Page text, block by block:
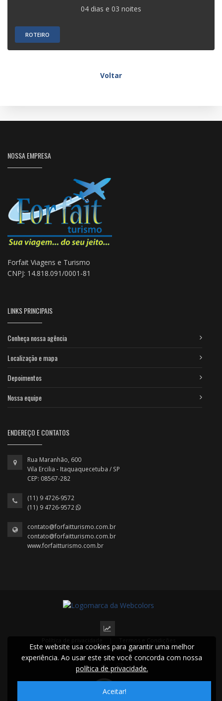
04 dias e 03 noites
ROTEIRO
Voltar
NOSSA EMPRESA
Forfait Viagens e Turismo
CNPJ: 14.818.091/0001-81
LINKS PRINCIPAIS
Conheça nossa agência
Localização e mapa
Depoimentos
Nossa equipe
ENDEREÇO E CONTATOS
Rua Maranhão, 600
Vila Ercilia - Itaquaquecetuba / SP
CEP: 08567-282
(11) 9 4726-9572
(11) 9 4726-9572
contato@forfaitturismo.com.br
contato@forfaitturismo.com.br
www.forfaitturismo.com.br
2024 © Todos os direitos reservados.
Este website usa cookies para garantir uma melhor
experiência. Ao usar este site você concorda com nossa
política de privacidade.
Aceitar!